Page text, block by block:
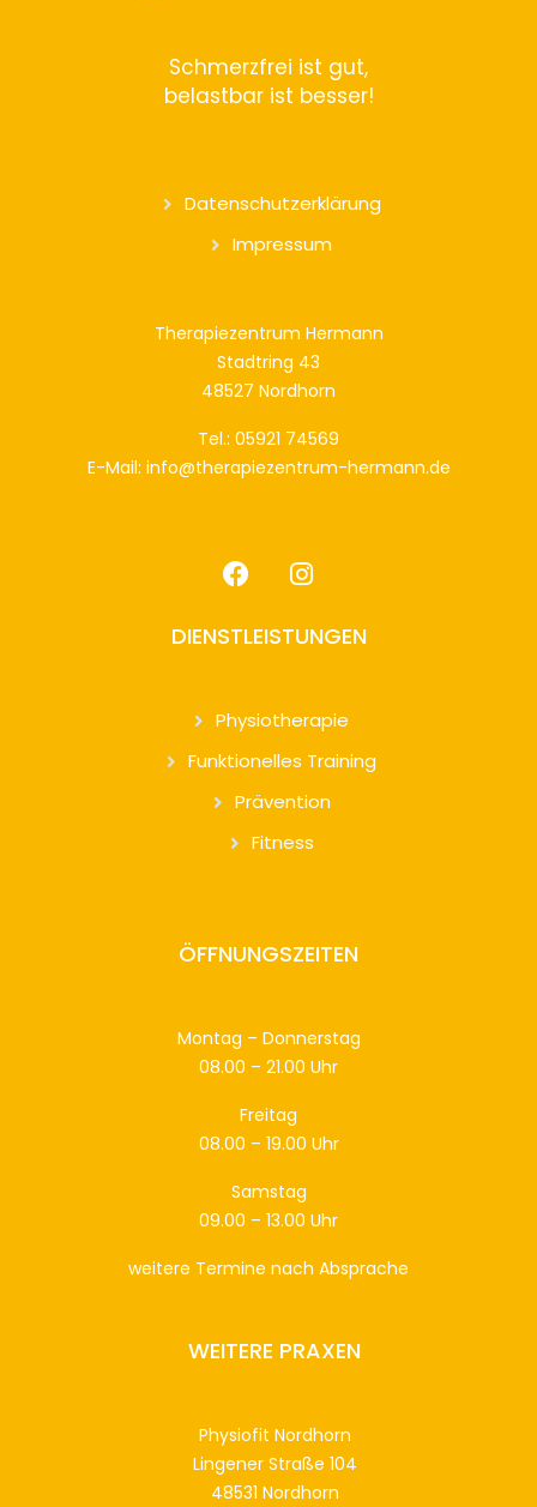
Schmerzfrei ist gut,
belastbar ist besser!
Datenschutzerklärung
Impressum
Therapiezentrum Hermann
Stadtring 43
48527 Nordhorn
Tel.: 05921 74569
E-Mail: info@therapiezentrum-hermann.de
DIENSTLEISTUNGEN
Physiotherapie
Funktionelles Training
Prävention
Fitness
ÖFFNUNGSZEITEN
Montag – Donnerstag
08.00 – 21.00 Uhr
Freitag
08.00 – 19.00 Uhr
Samstag
09.00 – 13.00 Uhr
weitere Termine nach Absprache
WEITERE PRAXEN
Physiofit Nordhorn
Lingener Straße 104
48531 Nordhorn